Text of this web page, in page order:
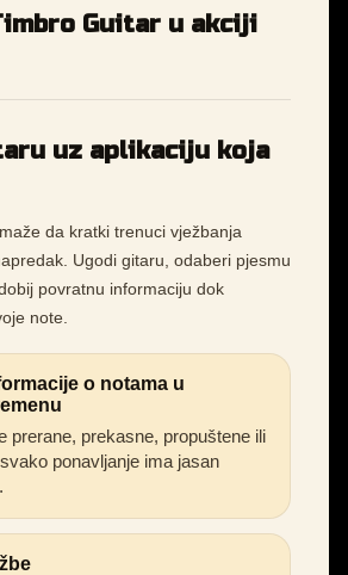
Guitar u akciji
uz aplikaciju koja
da kratki trenuci vježbanja
Ugodi gitaru, odaberi pjesmu
povratnu informaciju dok
note.
o notama u
prerane, prekasne, propuštene ili
ponavljanje ima jasan